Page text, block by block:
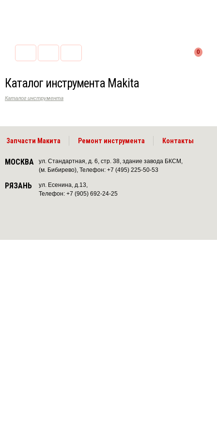
0
Каталог инструмента Makita
Каталог инструмента
Запчасти Макита Ремонт инструмента Контакты
МОСКВА
ул. Стандартная, д. 6, стр. 38, здание завода БКСМ,
(м. Бибирево), Телефон: +7 (495) 225-50-53
РЯЗАНЬ
ул. Есенина, д.13,
Телефон: +7 (905) 692-24-25